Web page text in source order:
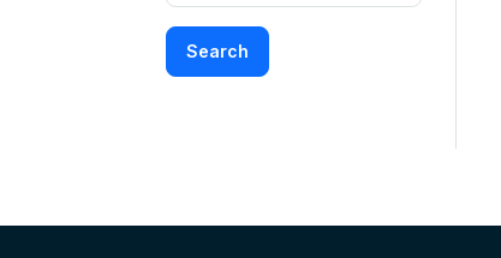
Трансмисиони масла
Хидраулични масла
Атф
Search